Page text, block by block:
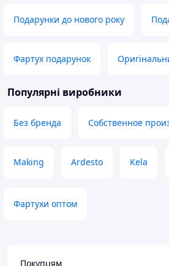
Подарунки до нового року
Фартух подарунок
Популярні виробники
Без бренда Собственное
Making Ardesto Kela
Фартухи оптом
Покупцям